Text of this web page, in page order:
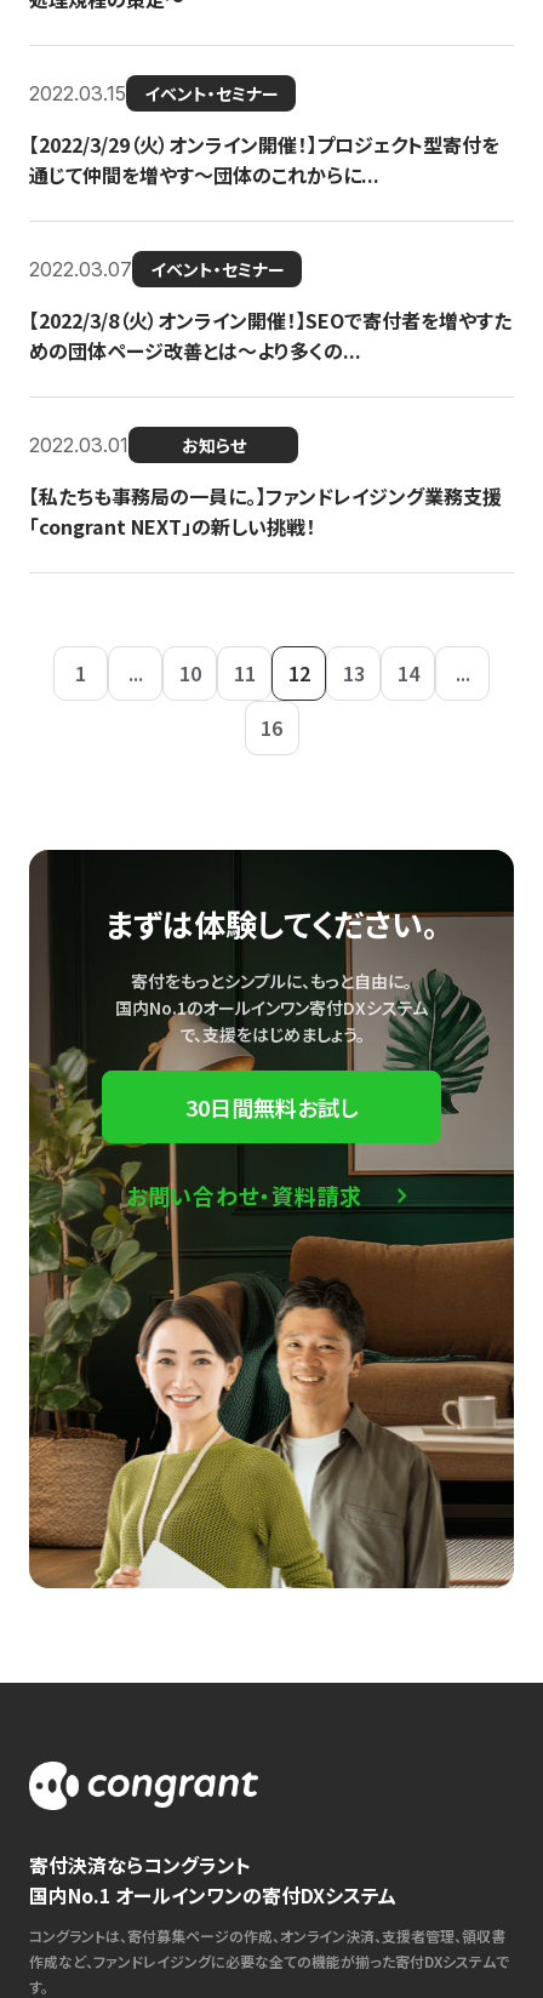
2022.03.15 イベント・セミナー
【2022/3/29（火）オンライン開催！】プロジェクト型寄付を
通じて仲間を増やす～団体のこれからに...
2022.03.07 イベント・セミナー
【2022/3/8（火）オンライン開催！】SEOで寄付者を増やすた
めの団体ページ改善とは～より多くの...
2022.03.01 お知らせ
【私たちも事務局の一員に。】ファンドレイジング業務支援
「congrant NEXT」の新しい挑戦！
1 ... 10 11 12 13 14
...
16
まずは体験してください。
寄付をもっとシンプルに、もっと自由に。
国内No.1のオールインワン寄付DXシステム
で、支援をはじめましょう。
30日間無料お試し
お問い合わせ・資料請求
寄付決済ならコングラント
国内No.1 オールインワンの寄付DXシステム
コングラントは、寄付募集ページの作成、オンライン決済、支援者管理、領収書
作成など、ファンドレイジングに必要な全ての機能が揃った寄付DXシステムで
す。